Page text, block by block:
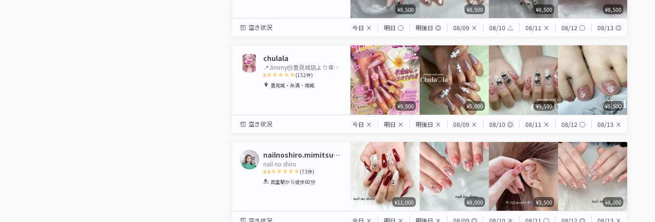
¥8,500 ¥8,500 ¥8,500 ¥8,500
空き状況 今日 × 明日 ◯ 明後日 ◎ 08/09 × 08/10 △ 08/11 × 08/12 ◯ 08/13 ◎
chulala
📍Jimmy🎂豊見城店より車で２分
5
1 2 3 4 5
(152件)
豊見城・糸満・南城
¥9,500 ¥5,000 ¥9,500 ¥5,500
空き状況 今日 × 明日 × 明後日 × 08/09 × 08/10 ◎ 08/11 × 08/12 ◯ 08/13 ×
nailnoshiro.mimitsubo
nail no shiro
4.9
1 2 3 4 5
(73件)
首里駅から徒歩60分
¥11,000 ¥8,000 ¥3,500 ¥8,000
空き状況